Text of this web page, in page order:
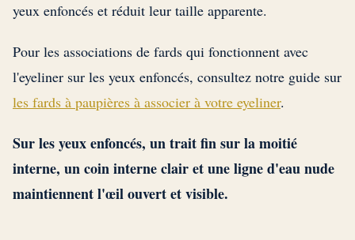
yeux enfoncés et réduit leur taille apparente.
Pour les associations de fards qui fonctionnent avec
l'eyeliner sur les yeux enfoncés, consultez notre guide sur
les fards à paupières à associer à votre eyeliner.
Sur les yeux enfoncés, un trait fin sur la moitié
interne, un coin interne clair et une ligne d'eau nude
maintiennent l'œil ouvert et visible.